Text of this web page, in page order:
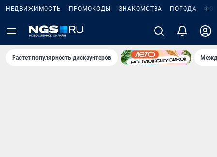
НЕДВИЖИМОСТЬ ПРОМОКОДЫ ЗНАКОМСТВА ПОГОДА
Растет популярность дискаунтеров